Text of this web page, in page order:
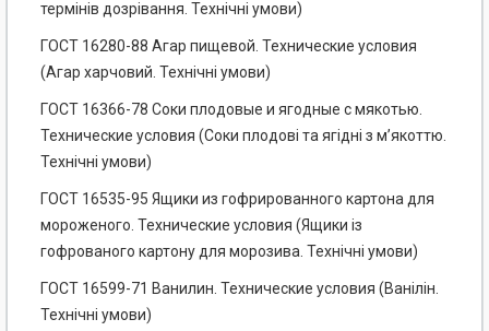
термінів дозрівання. Технічні умови)
ГОСТ 16280-88 Агар пищевой. Технические условия
(Агар харчовий. Технічні умови)
ГОСТ 16366-78 Соки плодовые и ягодные с мякотью.
Технические условия (Соки плодові та ягідні з м’якоттю.
Технічні умови)
ГОСТ 16535-95 Ящики из гофрированного картона для
мороженого. Технические условия (Ящики із
гофрованого картону для морозива. Технічні умови)
ГОСТ 16599-71 Ванилин. Технические условия (Ванілін.
Технічні умови)